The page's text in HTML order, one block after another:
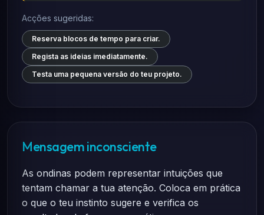
Acções sugeridas:
Reserva blocos de tempo para criar.
Regista as ideias imediatamente.
Testa uma pequena versão do teu projeto.
Mensagem inconsciente
As ondinas podem representar intuições que
tentam chamar a tua atenção. Coloca em prática
o que o teu instinto sugere e verifica os